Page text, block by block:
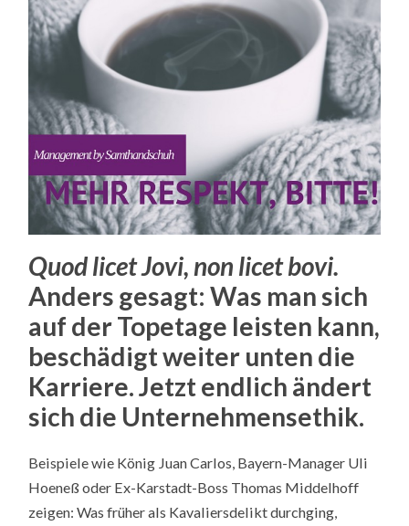
Quod licet Jovi, non licet bovi.
Anders gesagt: Was man sich
auf der Topetage leisten kann,
beschädigt weiter unten die
Karriere. Jetzt endlich ändert
sich die Unternehmensethik.
Beispiele wie König Juan Carlos, Bayern-Manager Uli
Hoeneß oder Ex-Karstadt-Boss Thomas Middelhoff
zeigen: Was früher als Kavaliersdelikt durchging,